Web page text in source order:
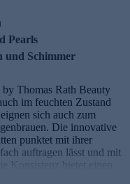
Pearls
und Schimmer
Thomas Rath Beauty
im feuchten Zustand
sich auch zum
Die innovative
punktet mit ihrer
auftragen lässt und mit
Konsistenz bietet einen
und sehr gut